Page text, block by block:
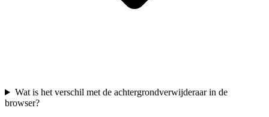
Wat is het verschil met de achtergrondverwijderaar in de
browser?